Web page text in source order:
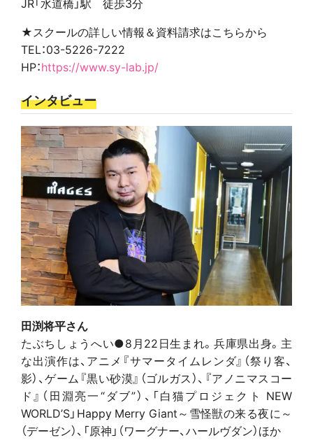
★スクールの詳しい情報＆資料請求はこちらから
TEL：03-5226-7222
HP：https://www.sy-lab.jp/
インタビュー
田渕将平さん
たぶちしょうへい●8月22日生まれ。兵庫県出身。主
な出演作は、アニメ『サマータイムレンダ』（祭り客、
影）、ゲーム『黒い砂漠』（ゴルガス）、『アノニマスコー
ド』（田淵亮一“ダブ”）、「白猫プロジェクト NEW
WORLD’S」Happy Merry Giant～雪怪獣の来る夜に～
（デーゼン）、「原神」（ワーグナー、ハールヴダン）ほか